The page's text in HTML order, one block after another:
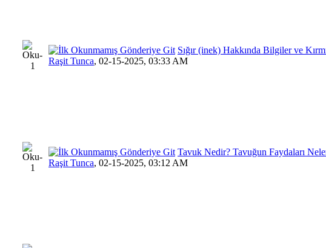
Sığır (inek) Hakkında Bilgiler ve
Raşit Tunca, 02-15-2025, 03:33 AM
Tavuk Nedir? Tavuğun Faydaları
Raşit Tunca, 02-15-2025, 03:12 AM